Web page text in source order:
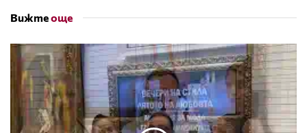
Вижтеоще